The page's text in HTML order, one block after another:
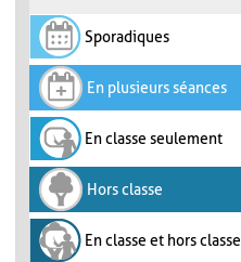
Sporadiques
En plusieurs séances
En classe seulement
Hors classe
En classe et hors classe